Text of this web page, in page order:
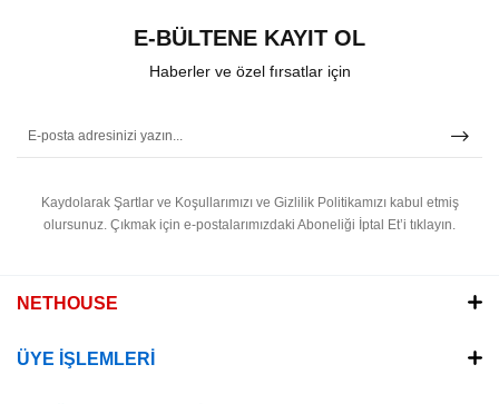
E-BÜLTENE KAYIT OL
Haberler ve özel fırsatlar için
Kaydolarak Şartlar ve Koşullarımızı ve Gizlilik Politikamızı kabul etmiş
olursunuz. Çıkmak için e-postalarımızdaki Aboneliği İptal Et’i tıklayın.
NETHOUSE
ÜYE İŞLEMLERİ